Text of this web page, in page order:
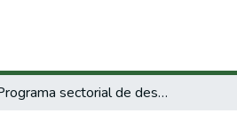
Programa sectorial de desarrollo tecnológico y científico para la protección de nuevas enfermedades del camarón marino Litopenaeus vannamei variedad Colombia :(componentes No.1, (subcomponente 3. desarrollo de dietas bioseguras), No.2 y No.3)